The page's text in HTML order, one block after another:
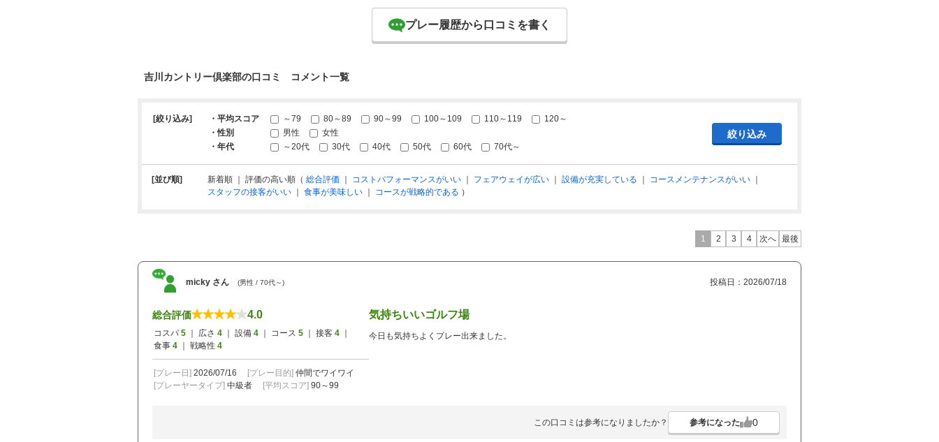
プレー履歴から口コミを書く
吉川カントリー倶楽部の口コミ コメント一覧
[絞り込み] ・平均スコア ～79 80～89 90～99 100～109 110～119
120～
・性別
男性
女性
・年代
～20代 30代 40代 50代 60代 70代～
[並び順] 新着順 ｜ 評価の高い順（ 総合評価 コストパフォーマンスがいい フェアウェイが広い 設備が充実している コースメンテナンスがいい
スタッフの接客がいい
食事が美味しい コースが戦略的である ）
1 2 3 4 次へ 最後
micky さん (男性 / 70代～) 投稿日：2026/07/18
総合評価 4.0
コスパ 5 ｜ 広さ 4 ｜ 設備 4 ｜ コース 5 ｜ 接客 4
食事 4 ｜ 戦略性 4
[プレー日] 2026/07/16 [プレー目的] 仲間でワイワイ
[プレーヤータイプ] 中級者 [平均スコア] 90～99
気持ちいいゴルフ場
今日も気持ちよくプレー出来ました。
この口コミは参考になりましたか？ 参考になった 0